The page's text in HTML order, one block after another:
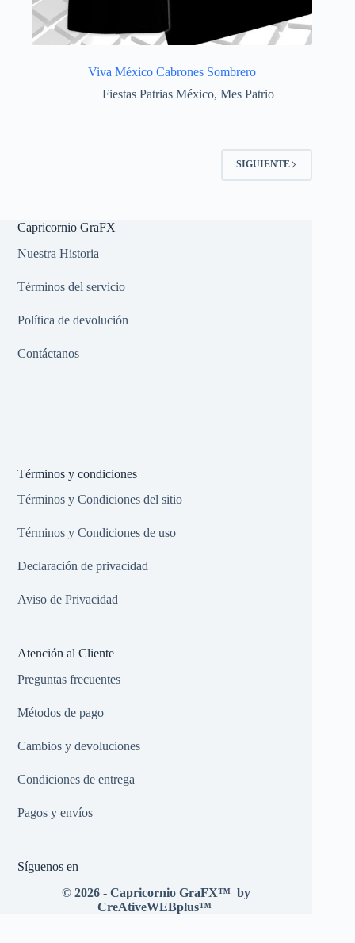
Viva México Cabrones Sombrero
Fiestas Patrias México, Mes Patrio
SIGUIENTE
Capricornio GraFX
Nuestra Historia
Términos del servicio
Política de devolución
Contáctanos
Términos y condiciones
Términos y Condiciones del sitio
Términos y Condiciones de uso
Declaración de privacidad
Aviso de Privacidad
Atención al Cliente
Preguntas frecuentes
Métodos de pago
Cambios y devoluciones
Condiciones de entrega
Pagos y envíos
Síguenos en
© 2026 - Capricornio GraFX™ by
CreAtiveWEBplus™